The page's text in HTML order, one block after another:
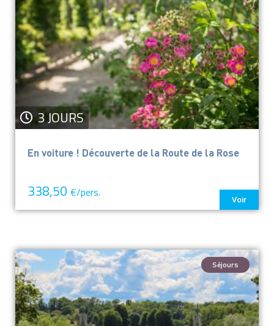
3 JOURS
En voiture ! Découverte de la Route de la Rose
338,50 €/pers.
Voir
Séjours